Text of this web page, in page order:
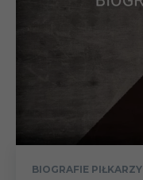
BIOGRAFIE PIŁKARZY